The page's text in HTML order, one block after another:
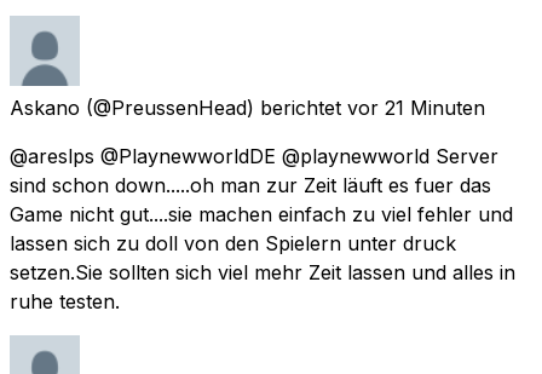
Askano (@PreussenHead) berichtet vor 21 Minuten
@areslps @PlaynewworldDE @playnewworld Server
sind schon down.....oh man zur Zeit läuft es fuer das
Game nicht gut....sie machen einfach zu viel fehler und
lassen sich zu doll von den Spielern unter druck
setzen.Sie sollten sich viel mehr Zeit lassen und alles in
ruhe testen.